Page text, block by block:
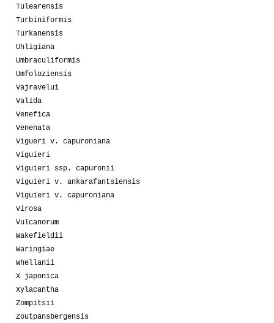
Tulearensis
Turbiniformis
Turkanensis
Uhligiana
Umbraculiformis
Umfoloziensis
Vajravelui
Valida
Venefica
Venenata
Vigueri v. capuroniana
Viguieri
Viguieri ssp. capuronii
Viguieri v. ankarafantsiensis
Viguieri v. capuroniana
Virosa
Vulcanorum
Wakefieldii
Waringiae
Whellanii
X japonica
Xylacantha
Zompitsii
Zoutpansbergensis